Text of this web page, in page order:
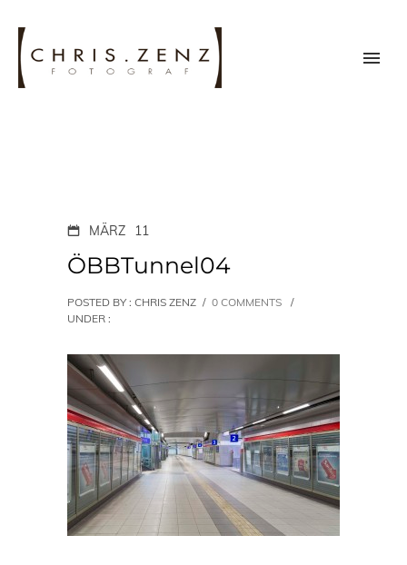
MÄRZ 11
ÖBBTunnel04
POSTED BY : CHRIS ZENZ / 0 COMMENTS
/
UNDER :